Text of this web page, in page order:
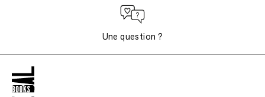
Une question ?